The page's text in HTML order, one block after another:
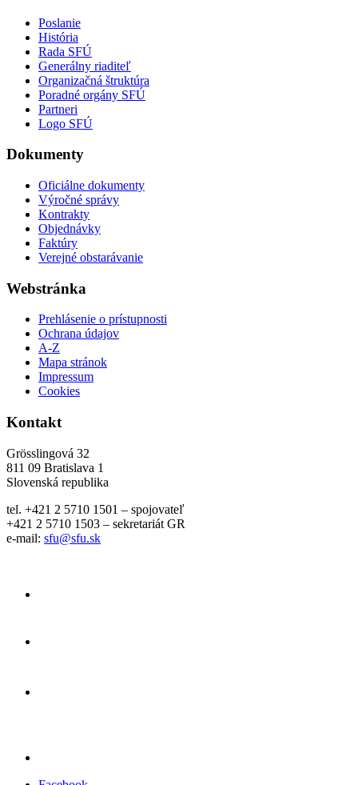
Poslanie
História
Rada SFÚ
Generálny riaditeľ
Organizačná štruktúra
Poradné orgány SFÚ
Partneri
Logo SFÚ
Dokumenty
Oficiálne dokumenty
Výročné správy
Kontrakty
Objednávky
Faktúry
Verejné obstarávanie
Webstránka
Prehlásenie o prístupnosti
Ochrana údajov
A-Z
Mapa stránok
Impressum
Cookies
Kontakt
Grösslingová 32
811 09 Bratislava 1
Slovenská republika
tel. +421 2 5710 1501 – spojovateľ
+421 2 5710 1503 – sekretariát GR
e-mail: sfu@sfu.sk